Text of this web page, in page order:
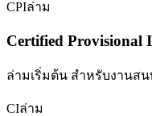
CPIล่าม
Certified Provisional
ล่ามเริ่มต้น สำหรับงานส
CIล่าม